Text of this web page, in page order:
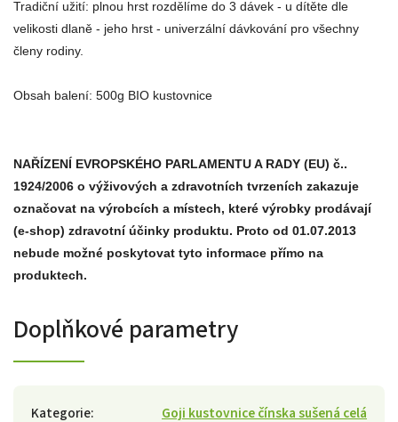
Tradiční užití: plnou hrst rozdělíme do 3 dávek - u dítěte dle
velikosti dlaně - jeho hrst - univerzální dávkování pro všechny
členy rodiny.
Obsah balení: 500g BIO kustovnice
NAŘÍZENÍ EVROPSKÉHO PARLAMENTU A RADY (EU) č..
1924/2006 o výživových a zdravotních tvrzeních zakazuje
označovat na výrobcích a místech, které výrobky prodávají
(e-shop) zdravotní účinky produktu. Proto od 01.07.2013
nebude možné poskytovat tyto informace přímo na
produktech.
Doplňkové parametry
Kategorie:
Goji kustovnice čínska sušená celá